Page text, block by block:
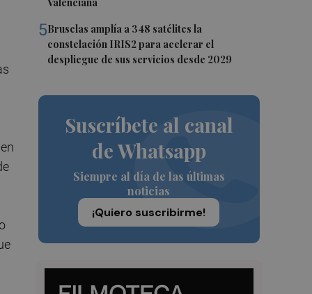
Valenciana
5Bruselas amplía a 348 satélites la
constelación IRIS2 para acelerar el
despliegue de sus servicios desde 2029
Suscríbete al canal
de Whatsapp
Siempre al día de las últimas
noticias
¡Quiero suscribirme!